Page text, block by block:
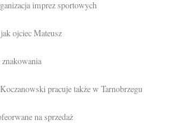
imprez sportowych
ojciec Mateusz
pracuje także w Tarnobrzegu
na sprzedaż